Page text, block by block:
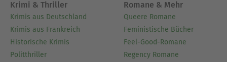
Krimi & Thriller
Krimis aus Deutschland
Krimis aus Frankreich
Historische Krimis
Politthriller
Romane & Mehr
Queere Romane
Feministische Bücher
Feel-Good-Romane
Regency Romane